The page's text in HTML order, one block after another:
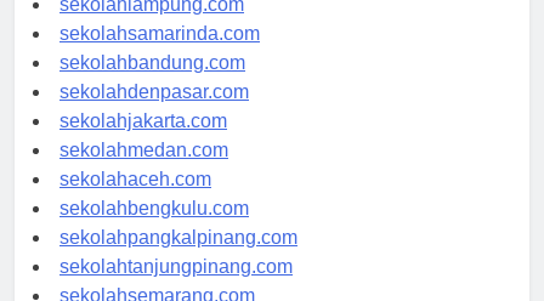
sekolahlampung.com
sekolahsamarinda.com
sekolahbandung.com
sekolahdenpasar.com
sekolahjakarta.com
sekolahmedan.com
sekolahaceh.com
sekolahbengkulu.com
sekolahpangkalpinang.com
sekolahtanjungpinang.com